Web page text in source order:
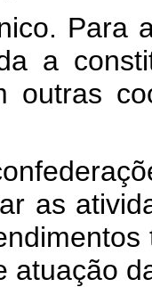
Para
a
outras
as
atuação